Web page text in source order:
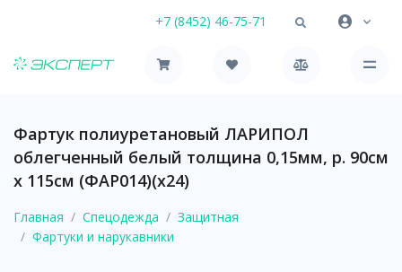
+7 (8452) 46-75-71
Фартук полиуретановый ЛАРИПОЛ
облегченный белый толщина 0,15мм, р. 90см
х 115см (ФАР014)(х24)
Главная Спецодежда
Защитная
Фартуки и нарукавники